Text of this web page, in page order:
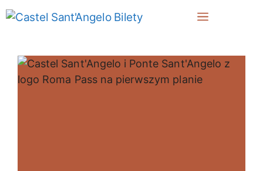
Przejdź
Menu